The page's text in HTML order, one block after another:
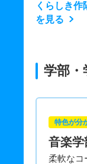
くらしき
を見る
学部・
特色が分
音楽学
柔軟なコ